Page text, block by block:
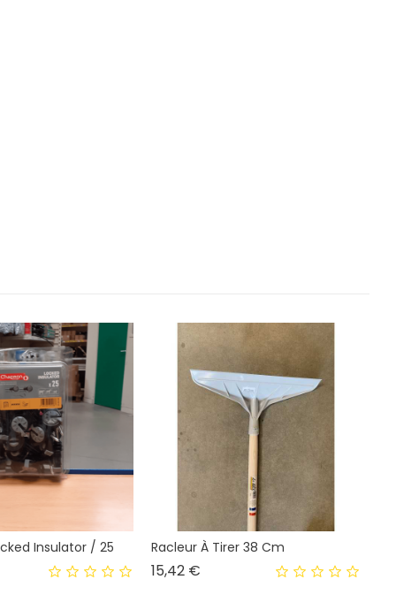
Insulator / 25 Racleur À Tirer 38 Cm
15,42 €